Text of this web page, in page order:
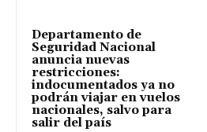
Departamento de
Seguridad Nacional
anuncia nuevas
restricciones:
indocumentados ya no
podrán viajar en vuelos
nacionales, salvo para
salir del país